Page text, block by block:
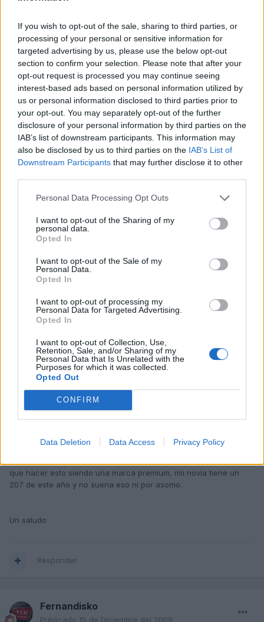
If you wish to opt-out of the sale, sharing to third parties, or
processing of your personal or sensitive information for
targeted advertising by us, please use the below opt-out
section to confirm your selection. Please note that after your
opt-out request is processed you may continue seeing
interest-based ads based on personal information utilized by
us or personal information disclosed to third parties prior to
your opt-out. You may separately opt-out of the further
disclosure of your personal information by third parties on the
IAB’s list of downstream participants. This information may
also be disclosed by us to third parties on the IAB’s List of
Downstream Participants that may further disclose it to other
Personal Data Processing Opt Outs
I want to opt-out of the Sharing of my
personal data.
Opted In
I want to opt-out of the Sale of my
Personal Data.
Opted In
I want to opt-out of processing my
Personal Data for Targeted Advertising.
Opted In
I want to opt-out of Collection, Use,
Retention, Sale, and/or Sharing of my
Personal Data that Is Unrelated with the
Purposes for which it was collected.
Opted Out
CONFIRM
Data Deletion Data Access Privacy Policy
Yo tenia un sonido que no sabia de donde venia y descubri que
era del reposabrazos, probar a quitar el brazo del reposabrazos
aver si suena.... no digo que las puertas no suenen que ami
tambien me suenan, pero el reposabrazos suena mucho tambien,
almenos en mi caso.
Responder
carlosrate
15 de Diciembre del 2009
Fernandisko dijo:
Probar a darle con crema hidratante por todas las gomas
de la puerta-ventanillas y adios a los ruidos!!!
El problema es que en invierno las gomas se endurecen y el
ruido que se oye es de la friccion que hacen unas contra
otras. Yo llevo asi 6 años y desmonte las puertas mil veces
hasta que di con el problema y os aseguro que no hay otra
solucion, cada dos o tres lavados del coche le doy a las
gomas, incluso si teneis algun tipo de vaselina (a ver las
mas tiempo.
Ya me direis!
Pues eso lo estaba yo meditando, habia pensado con grasa de
esto a ver como funcion, cada cuando le das tu???
que hacer esto siendo una marca premium, mii novia tiene un
207 de este año y no suena eso ni por asomo.
Un saludo
Responder
Fernandisko
Publicado 15 de Diciembre del 2009